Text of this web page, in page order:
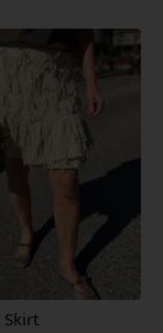
Skirt